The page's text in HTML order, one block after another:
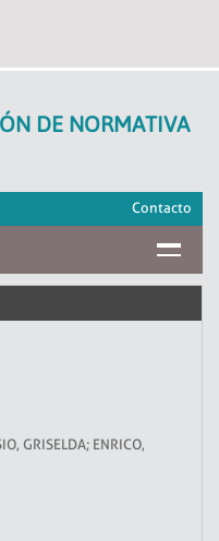
DE NORMATIVA
Contacto
GRISELDA; ENRICO,